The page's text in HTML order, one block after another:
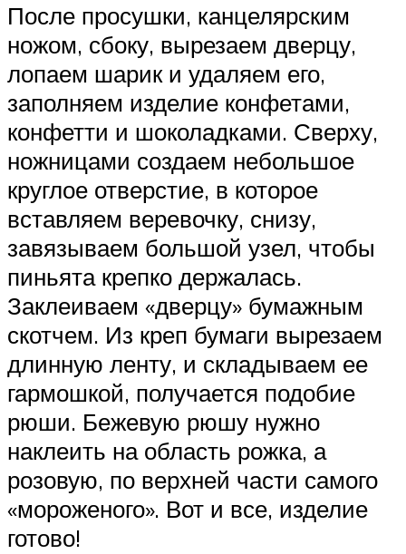
После просушки, канцелярским
ножом, сбоку, вырезаем дверцу,
лопаем шарик и удаляем его,
заполняем изделие конфетами,
конфетти и шоколадками. Сверху,
ножницами создаем небольшое
круглое отверстие, в которое
вставляем веревочку, снизу,
завязываем большой узел, чтобы
пиньята крепко держалась.
Заклеиваем «дверцу» бумажным
скотчем. Из креп бумаги вырезаем
длинную ленту, и складываем ее
гармошкой, получается подобие
рюши. Бежевую рюшу нужно
наклеить на область рожка, а
розовую, по верхней части самого
«мороженого». Вот и все, изделие
готово!